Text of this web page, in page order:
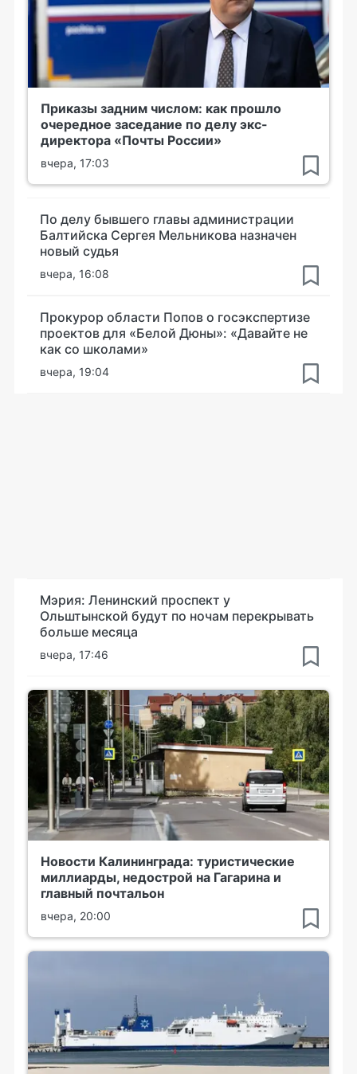
Приказы задним числом: как прошло
очередное заседание по делу экс-
директора «Почты России»
вчера, 17:03
По делу бывшего главы администрации
Балтийска Сергея Мельникова назначен
новый судья
вчера, 16:08
Прокурор области Попов о госэкспертизе
проектов для «Белой Дюны»: «Давайте не
как со школами»
вчера, 19:04
Мэрия: Ленинский проспект у
Ольштынской будут по ночам перекрывать
больше месяца
вчера, 17:46
Новости Калининграда: туристические
миллиарды, недострой на Гагарина и
главный почтальон
вчера, 20:00